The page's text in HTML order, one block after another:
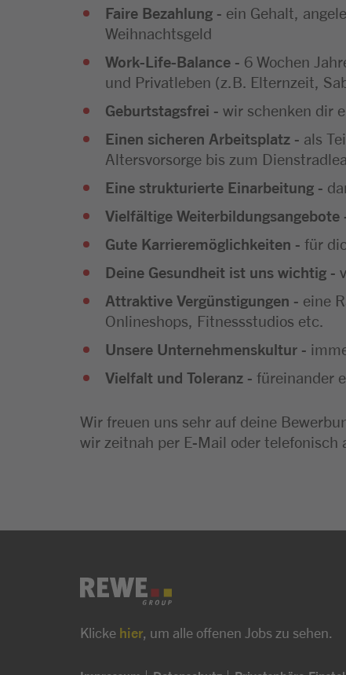
Faire Bezahlung - ein Gehalt,
Weihnachtsgeld
Work-Life-Balance - 6 Wochen
und Privatleben (z.B. Elternzeit,
Geburtstagsfrei - wir schenken dir
Einen sicheren Arbeitsplatz - als
Altersvorsorge bis zum
Eine strukturierte Einarbeitung -
Vielfältige Weiterbildungsangebote
Gute Karrieremöglichkeiten - für
Deine Gesundheit ist uns wichtig -
Attraktive Vergünstigungen - eine
Onlineshops, Fitnessstudios etc.
Unsere Unternehmenskultur -
Vielfalt und Toleranz - füreinander
Wir freuen uns sehr auf deine
wir zeitnah per E-Mail oder telefonisch
Klicke hier , um alle offenen Jobs zu sehen.